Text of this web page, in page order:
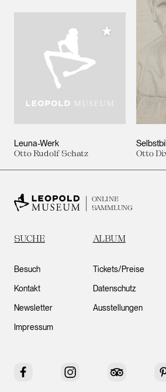
Leuna-Werk
Otto Rudolf Schatz
Meiner
Otto
ONLINE
SAMMLUNG
SUCHE ALBUM
Besuch
Kontakt
Newsletter
Impressum
Tickets/Preise
Datenschutz
Ausstellungen
Facebook Instagram Tripadvisor